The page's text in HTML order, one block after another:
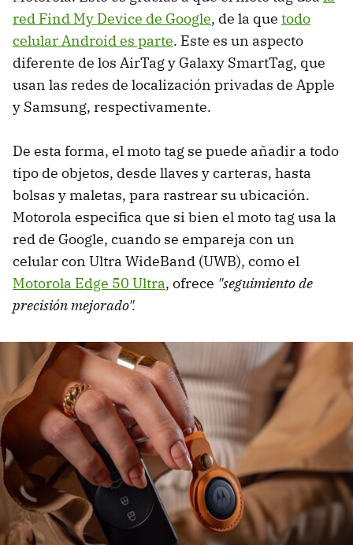
red Find My Device de Google, de la que todo
celular Android es parte. Este es un aspecto
diferente de los AirTag y Galaxy SmartTag, que
usan las redes de localización privadas de Apple
y Samsung, respectivamente.
De esta forma, el moto tag se puede añadir a todo
tipo de objetos, desde llaves y carteras, hasta
bolsas y maletas, para rastrear su ubicación.
Motorola especifica que si bien el moto tag usa la
red de Google, cuando se empareja con un
celular con Ultra WideBand (UWB), como el
Motorola Edge 50 Ultra, ofrece "seguimiento de
precisión mejorado".